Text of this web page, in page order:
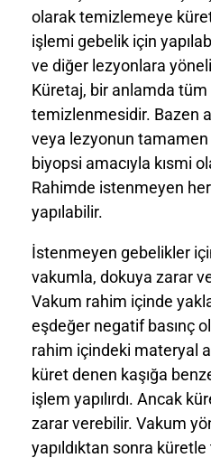
olarak temizlemeye
işlemi gebelik için
ve diğer lezyonlara
Küretaj, bir anlamda
temizlenmesidir. Bazen
veya lezyonun tamamen
biyopsi amacıyla kısmi
Rahimde istenmeyen
yapılabilir.
İstenmeyen gebelikler
vakumla, dokuya zarar
Vakum rahim içinde
eşdeğer negatif basınç
rahim içindeki materyal
küret denen kaşığa
işlem yapılırdı. Ancak
zarar verebilir. Vakum
yapıldıktan sonra